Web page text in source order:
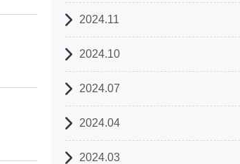
2024.11
2024.10
2024.07
2024.04
2024.03